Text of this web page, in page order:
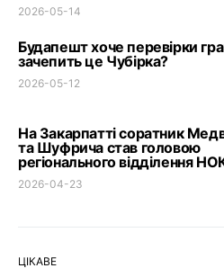
2026-05-14
Будапешт хоче перевірки
зачепить це Чубірка?
2026-05-12
На Закарпатті соратник
та Шуфрича став головою
регіонального відділення
2026-04-23
ЦІКАВЕ